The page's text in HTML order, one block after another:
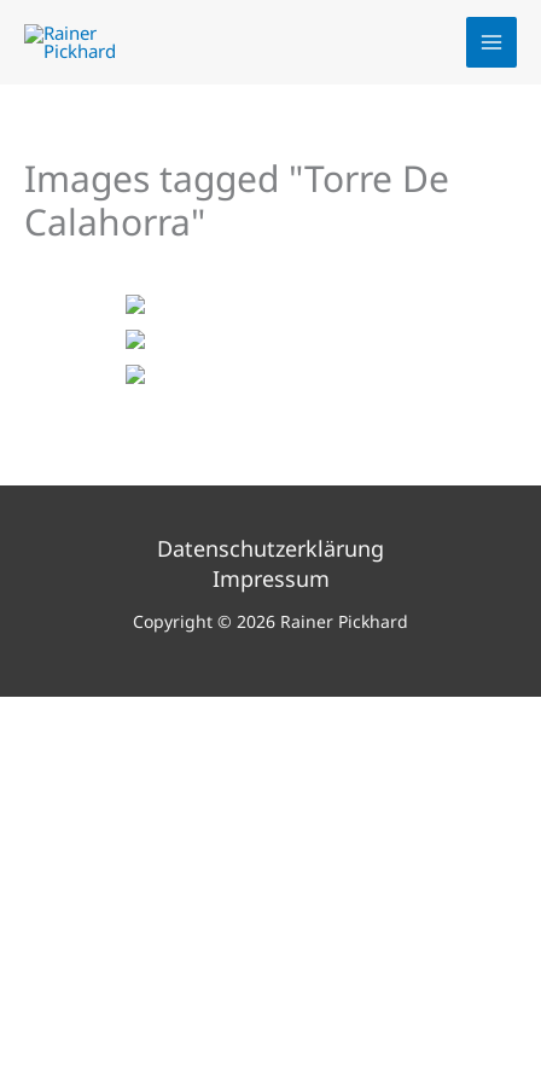
Inhalt
Images tagged "Torre De
Calahorra"
Datenschutzerklärung
Impressum
Copyright © 2026 Rainer Pickhard